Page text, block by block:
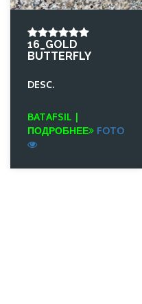
16_GOLD
BUTTERFLY
DESC.
BATAFSIL |
ПОДРОБНЕЕ
FOTO